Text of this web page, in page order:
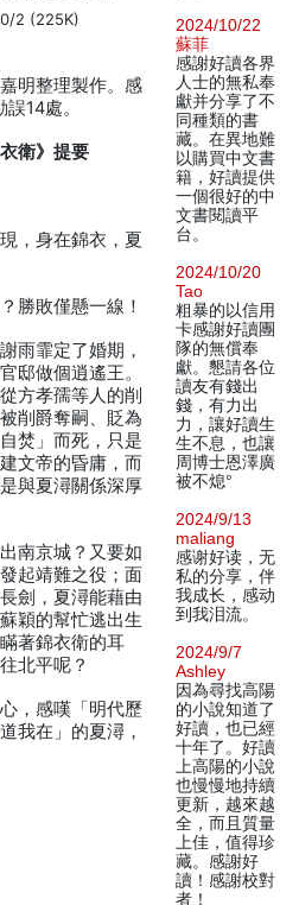
2 (225K)
明整理製作。感
14處。
衛》提要
，身在錦衣，夏
勝敗僅懸一線！
雨霏定了婚期，
邸做個逍遙王。
方孝孺等人的削
削爵奪嗣、貶為
焚」而死，只是
文帝的昏庸，而
與夏潯關係深厚
南京城？又要如
起靖難之役；面
劍，夏潯能藉由
穎的幫忙逃出生
著錦衣衛的耳
北平呢？
，感嘆「明代歷
我在」的夏潯，
2024/10/22
蘇菲
感謝好讀各界
人士的無私奉
獻并分享了不
同種類的書
藏。在異地難
以購買中文書
籍，好讀提供
一個很好的中
文書閱讀平
台。
2024/10/20
Tao
粗暴的以信用
卡感謝好讀團
隊的無償奉
獻。懇請各位
讀友有錢出
錢，有力出
力，讓好讀生
生不息，也讓
周博士恩澤廣
被不熄°
2024/9/13
maliang
感谢好读，无
私的分享，伴
我成长，感动
到我泪流。
2024/9/7
Ashley
因為尋找高陽
的小說知道了
好讀，也已經
十年了。好讀
上高陽的小說
也慢慢地持續
更新，越來越
全，而且質量
上佳，值得珍
藏。感謝好
讀！感謝校對
者！